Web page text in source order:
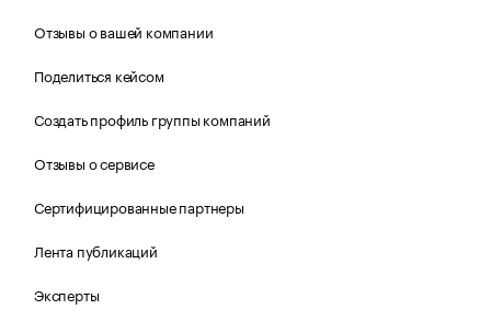
Отзывы о вашей компании
Поделиться кейсом
Создать профиль группы компаний
Отзывы о сервисе
Сертифицированные партнеры
Лента публикаций
Эксперты